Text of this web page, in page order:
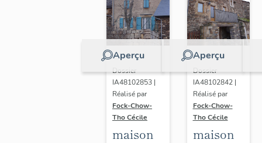
Aperçu
Dossier
IA48102853 |
Réalisé par
Fock-Chow-
Tho Cécile
maison
Aperçu
Dossier
IA48102842 |
Réalisé par
Fock-Chow-
Tho Cécile
maison